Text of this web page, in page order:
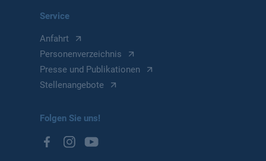
Service
Anfahrt
Personenverzeichnis
Presse und Publikationen
Stellenangebote
Folgen Sie uns!